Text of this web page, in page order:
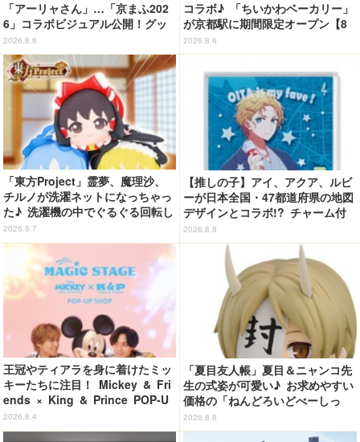
「アーリャさん」…「京まふ202
6」コラボビジュアル公開！グッ
ズなどの最新情報も
2026.8.6
コラボ♪ 「ちいかわベーカリー」
が京都駅に期間限定オープン【8
月13日～】
2026.8.6
「東方Project」霊夢、魔理沙、
チルノが洗濯ネットになっちゃっ
た♪ 洗濯機の中でぐるぐる回転し
続ける姿を思わず眺めたくなっち
ゃう!?
2026.8.7
【推しの子】アイ、アクア、ルビ
ーが日本全国・47都道府県の地図
デザインとコラボ!? チャーム付
ピンバッジに♪
2026.8.8
王冠やティアラを身に着けたミッ
キーたちに注目！ Mickey & Fri
ends × King & Prince POP-U
P SHOP「MAGIC STAGE」に新
商品登場
2026.8.4
「夏目友人帳」夏目＆ニャンコ先
生の式姿が可愛い♪ お求めやすい
価格の「ねんどろいどべーしっ
く」から登場！ ちんまい二人が
並んだ姿にキュン☆
2026.8.8